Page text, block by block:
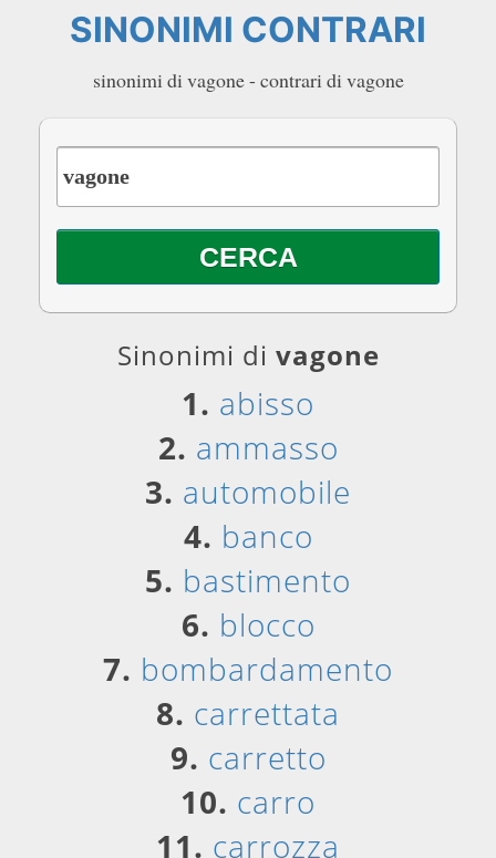
SINONIMI CONTRARI
sinonimi di vagone - contrari di vagone
Sinonimi di vagone
1. abisso
2. ammasso
3. automobile
4. banco
5. bastimento
6. blocco
7. bombardamento
8. carrettata
9. carretto
10. carro
11. carrozza